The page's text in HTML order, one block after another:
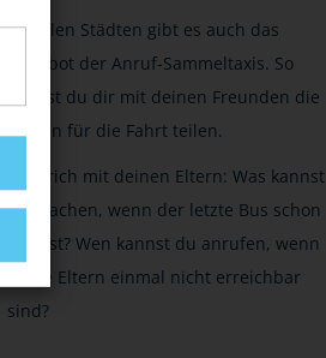
In vielen Städten gibt es auch das
Angebot der Anruf-Sammeltaxis. So
kannst du dir mit deinen Freunden die
Kosten für die Fahrt teilen.
Besprich mit deinen Eltern: Was kannst
du machen, wenn der letzte Bus schon
weg ist? Wen kannst du anrufen, wenn
deine Eltern einmal nicht erreichbar
sind?